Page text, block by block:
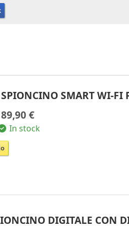
SMART WI-FI
89,90 €
In stock
DIGITALE CON